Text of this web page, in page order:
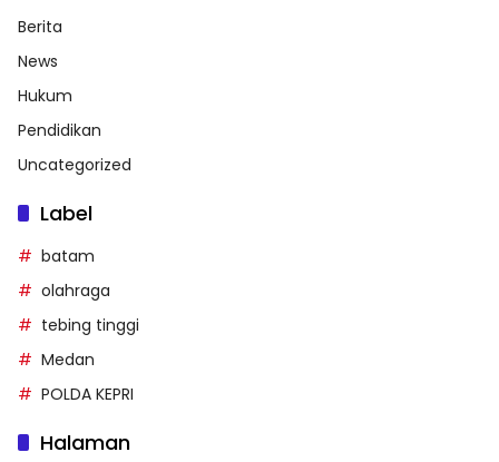
Berita
News
Hukum
Pendidikan
Uncategorized
Label
batam
olahraga
tebing tinggi
Medan
POLDA KEPRI
Halaman